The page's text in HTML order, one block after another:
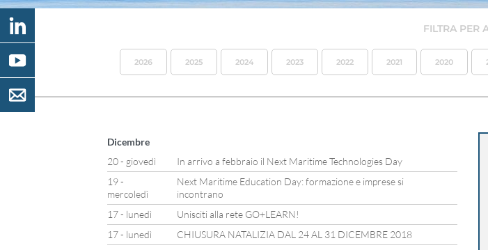
FILTRA PER
2026 2025 2024 2023 2022 2021 2020
Dicembre
20 - giovedì
In arrivo a febbraio il Next Maritime Technologies Day
19 -
mercoledì
Next Maritime Education Day: formazione e imprese si
incontrano
17 - lunedì
Unisciti alla rete GO+LEARN!
17 - lunedì
CHIUSURA NATALIZIA DAL 24 AL 31 DICEMBRE 2018